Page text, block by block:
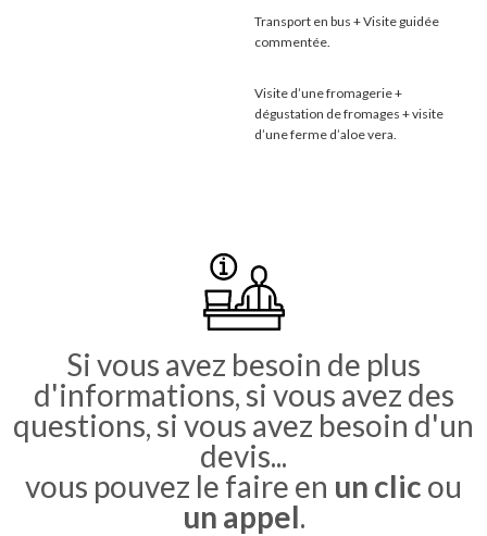
Transport en bus + Visite guidée
commentée.
Visite d’une fromagerie +
dégustation de fromages + visite
d’une ferme d’aloe vera.
Si vous avez besoin de plus
d'informations, si vous avez des
questions, si vous avez besoin d'un
devis...
vous pouvez le faire en un clic ou
un appel.